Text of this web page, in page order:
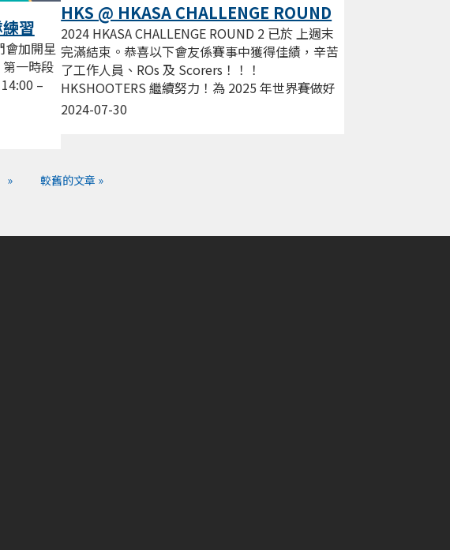
習
會加開星
一時段
–
HKS @ HKASA CHALLENGE ROUND
2
2024-07-30
2024 HKASA CHALLENGE ROUND 2 已於 上週末
完滿結束。恭喜以下會友係賽事中獲得佳績，辛苦
了工作人員、ROs 及 Scorers！！！
HKSHOOTERS 繼續努力！為 2025 年世界賽做好
準備！！...
» 較舊的文章 »